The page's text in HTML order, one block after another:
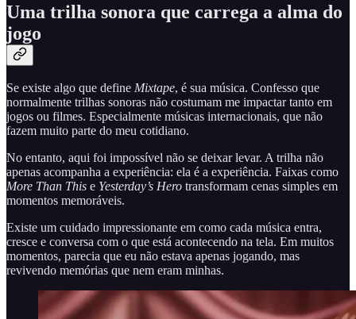
Uma trilha sonora que carrega a alma do
jogo
Se existe algo que define Mixtape, é sua música. Confesso que
normalmente trilhas sonoras não costumam me impactar tanto em
jogos ou filmes. Especialmente músicas internacionais, que não
fazem muito parte do meu cotidiano.
No entanto, aqui foi impossível não se deixar levar. A trilha não
apenas acompanha a experiência: ela é a experiência. Faixas como
More Than This e Yesterday’s Hero transformam cenas simples em
momentos memoráveis.
Existe um cuidado impressionante em como cada música entra,
cresce e conversa com o que está acontecendo na tela. Em muitos
momentos, parecia que eu não estava apenas jogando, mas
revivendo memórias que nem eram minhas.